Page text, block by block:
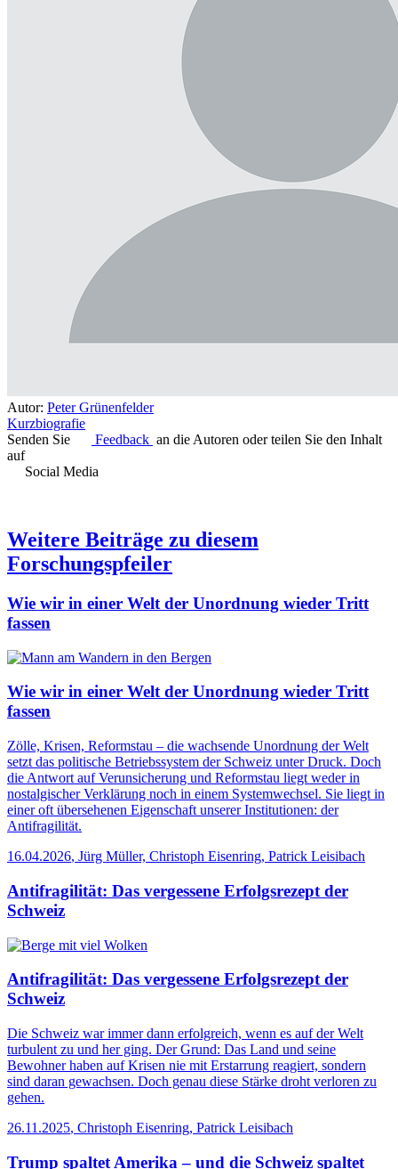
Autor: Peter Grünenfelder
Kurzbiografie
Senden Sie
Feedback an die Autoren oder teilen Sie den Inhalt
auf
Social Media
Weitere Beiträge zu diesem
Forschungspfeiler
Wie wir in einer Welt der Unordnung wieder Tritt
fassen
Wie wir in einer Welt der Unordnung wieder Tritt
fassen
Zölle, Krisen, Reformstau – die wachsende Unordnung der Welt
setzt das politische Betriebssystem der Schweiz unter Druck. Doch
die Antwort auf Verunsicherung und Reformstau liegt weder in
nostalgischer Verklärung noch in einem Systemwechsel. Sie liegt in
einer oft übersehenen Eigenschaft unserer Institutionen: der
Antifragilität.
16.04.2026, Jürg Müller, Christoph Eisenring, Patrick Leisibach
Antifragilität: Das vergessene Erfolgsrezept der
Schweiz
Antifragilität: Das vergessene Erfolgsrezept der
Schweiz
Die Schweiz war immer dann erfolgreich, wenn es auf der Welt
turbulent zu und her ging. Der Grund: Das Land und seine
Bewohner haben auf Krisen nie mit Erstarrung reagiert, sondern
sind daran gewachsen. Doch genau diese Stärke droht verloren zu
gehen.
26.11.2025, Christoph Eisenring, Patrick Leisibach
Trump spaltet Amerika – und die Schweiz spaltet